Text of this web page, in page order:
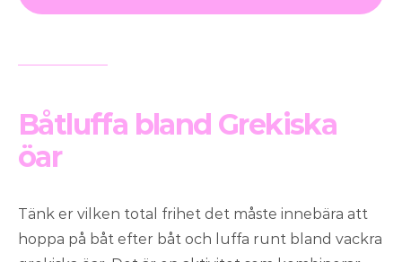
Båtluffa bland Grekiska
öar
Tänk er vilken total frihet det måste innebära att
hoppa på båt efter båt och luffa runt bland vackra